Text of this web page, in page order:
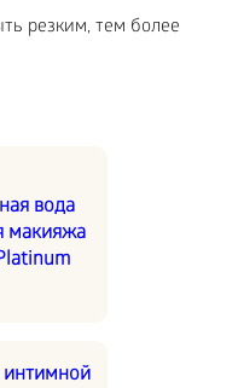
резким, тем более
вода
макияжа
интимной